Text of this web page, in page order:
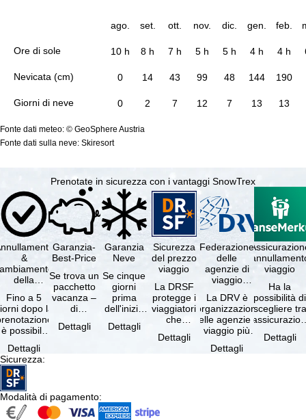
Ore di sole
Nevicata (cm)
Giorni di neve
ago. set. ott. nov. dic. gen. feb.
10 h 8 h 7 h 5 h 5 h 4 h 4 h
0 14 43 99 48 144 190
0 2 7 12 7 13 13
Fonte dati meteo: © GeoSphere Austria
Fonte dati sulla neve: Skiresort
Prenotate in sicurezza con i vantaggi SnowTrex
&
della
gratuiti
Fino a 5
dopo la
è possibile
il …
Dettagli
Garanzia-
Best-Price
Se trova un
pacchetto
vacanza –
di
e servizi
Dettagli
Garanzia
Neve
Se cinque
giorni
prima
dell'inizio
soggiorno
Dettagli
Sicurezza
del prezzo
viaggio
La DRSF
protegge i
viaggiatori
che
un
Dettagli
Federazione
delle
agenzie di
viaggio
La DRV è
l'organizzazione
delle agenzie di
viaggio più
Germania.
Dettagli
viaggio
Ha la
possibilità di
scegliere tra
viaggio
Dettagli
Sicurezza:
Modalità di pagamento: